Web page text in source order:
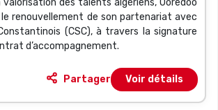
des talents algériens, Ooredoo
le renouvellement de son partenariat avec
(CSC), à travers la signature
d’accompagnement.
Partager Voir détails